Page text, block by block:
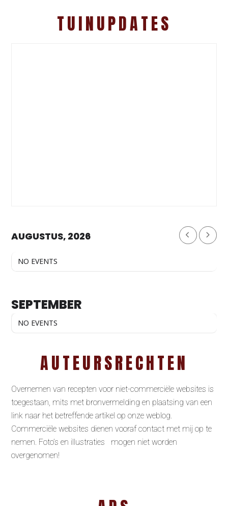
TUINUPDATES
AUGUSTUS, 2026
NO EVENTS
SEPTEMBER
NO EVENTS
AUTEURSRECHTEN
Overnemen van recepten voor niet-commerciële websites is
toegestaan, mits met bronvermelding en plaatsing van een
link naar het betreffende artikel op onze weblog.
Commerciële websites dienen vooraf contact met mij op te
nemen. Foto’s en illustraties mogen niet worden
overgenomen!